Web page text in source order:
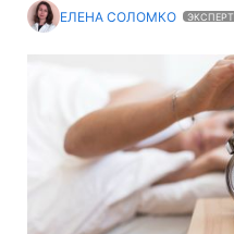
ЕЛЕНА СОЛОМКО
ЭКСПЕРТ